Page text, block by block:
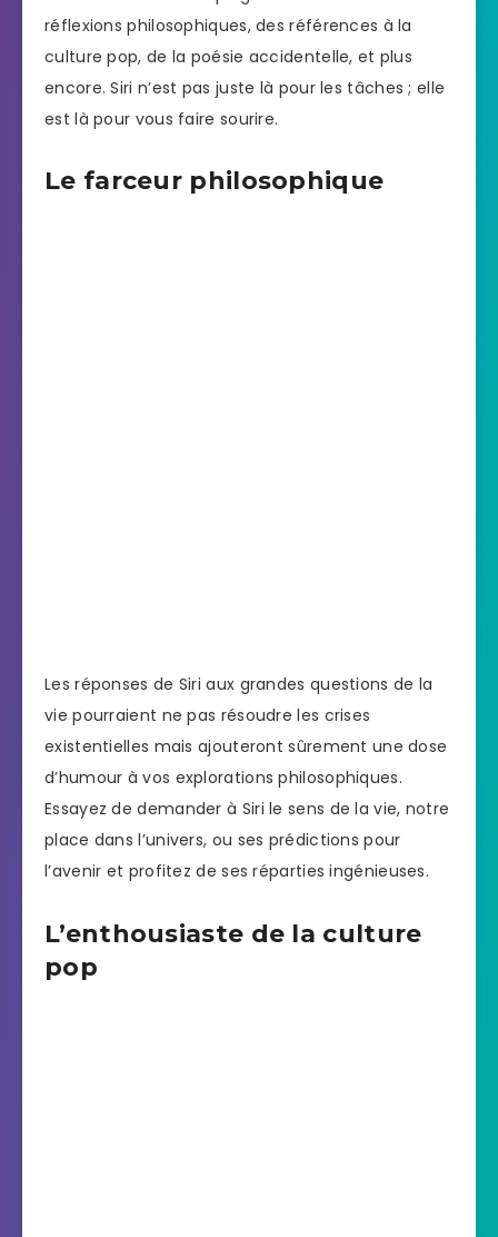
réflexions philosophiques, des références à la
culture pop, de la poésie accidentelle, et plus
encore. Siri n’est pas juste là pour les tâches ; elle
est là pour vous faire sourire.
Le farceur philosophique
Les réponses de Siri aux grandes questions de la
vie pourraient ne pas résoudre les crises
existentielles mais ajouteront sûrement une dose
d’humour à vos explorations philosophiques.
Essayez de demander à Siri le sens de la vie, notre
place dans l’univers, ou ses prédictions pour
l’avenir et profitez de ses réparties ingénieuses.
L’enthousiaste de la culture
pop